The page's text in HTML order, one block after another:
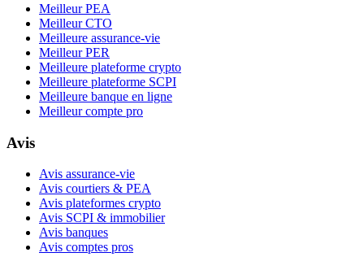
Meilleur PEA
Meilleur CTO
Meilleure assurance-vie
Meilleur PER
Meilleure plateforme crypto
Meilleure plateforme SCPI
Meilleure banque en ligne
Meilleur compte pro
Avis
Avis assurance-vie
Avis courtiers & PEA
Avis plateformes crypto
Avis SCPI & immobilier
Avis banques
Avis comptes pros